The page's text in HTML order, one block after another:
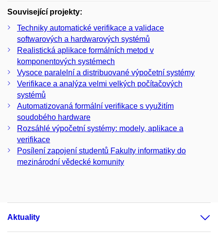
Související projekty:
Techniky automatické verifikace a validace
softwarových a hardwarových systémů
Realistická aplikace formálních metod v
komponentových systémech
Vysoce paralelní a distribuované výpočetní systémy
Verifikace a analýza velmi velkých počítačových
systémů
Automatizovaná formální verifikace s využitím
soudobého hardware
Rozsáhlé výpočetní systémy: modely, aplikace a
verifikace
Posílení zapojení studentů Fakulty informatiky do
mezinárodní vědecké komunity
Aktuality